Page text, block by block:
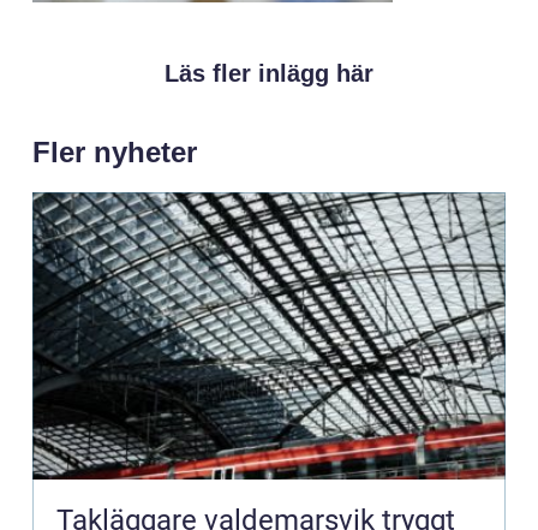
Läs fler inlägg här
Fler nyheter
Takläggare valdemarsvik tryggt